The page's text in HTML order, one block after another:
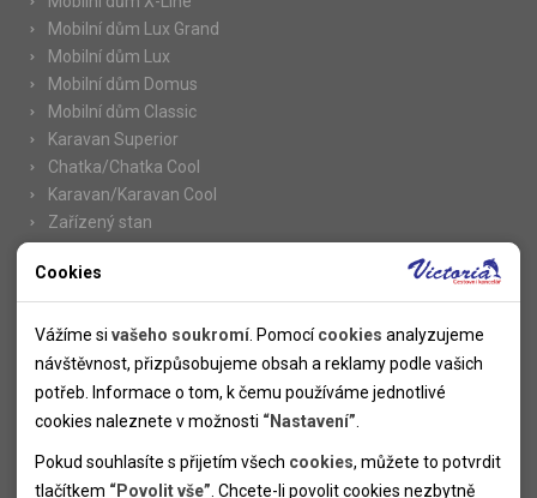
Mobilní dům Lux Grand
Mobilní dům Lux
Mobilní dům Domus
Mobilní dům Classic
Karavan Superior
Chatka/Chatka Cool
Karavan/Karavan Cool
Zařízený stan
Informace
Novinky
Kolektivy
SUPER FIRST MINUTE
Informace k letním pobytům
Informace o letecké dopravě
Cookies
Vážíme si vašeho soukromí . Pomocícookies analyzujeme
návštěvnost, přizpůsobujeme obsah a reklamy podle vašich
potřeb. Informace o tom, k čemu používáme jednotlivé
cookies naleznete v možnosti “Nastavení”
Pokud souhlasíte s přijetím všech cookies, můžete to potvrdit
tlačítkem “Povolit vše” . Chcete-li povolit cookies nezbytně
Nutné cookies pomáhají, aby byla webová stránka použitelná
tak, že umožní základní funkce jako navigace stránky a
přístup k zabezpečeným sekcím webové stránky. Webová
stránka nemůže správně fungovat bez těchto cookies.
Analytické cookies